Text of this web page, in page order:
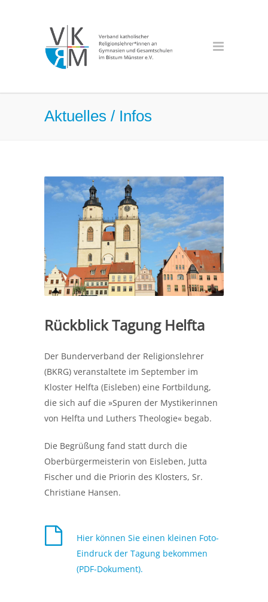
Aktuelles / Infos
Rückblick Tagung Helfta
Der Bunderverband der Religionslehrer
(BKRG) veranstaltete im September im
Kloster Helfta (Eisleben) eine Fortbildung,
die sich auf die »Spuren der Mystikerinnen
von Helfta und Luthers Theologie« begab.
Die Begrüßung fand statt durch die
Oberbürgermeisterin von Eisleben, Jutta
Fischer und die Priorin des Klosters, Sr.
Christiane Hansen.
Hier können Sie einen kleinen Foto-
Eindruck der Tagung bekommen
(PDF-Dokument).